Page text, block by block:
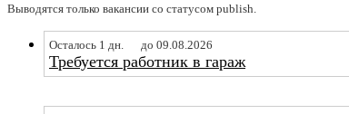
Выводятся только вакансии со статусом publish.
Осталось 1 дн. до 09.08.2026
Требуется работник в гараж